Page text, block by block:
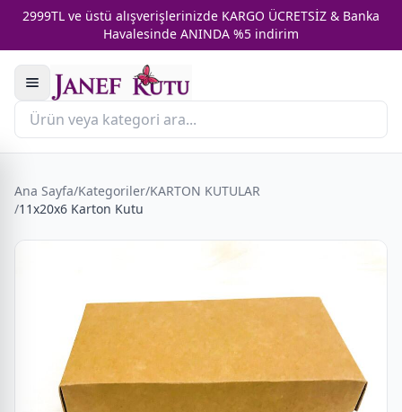
2999TL ve üstü alışverişlerinizde KARGO ÜCRETSİZ & Banka
Havalesinde ANINDA %5 indirim
Ana Sayfa/Kategoriler/KARTON KUTULAR
/11x20x6 Karton Kutu